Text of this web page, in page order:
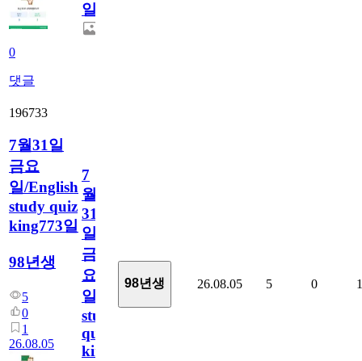
0
댓글
일
196733
7월31일
금요
일/English
study quiz
king773일
98년생
5
0
1
26.08.05
7
월
31
일
금
요
일/English
study
quiz
king773
98년생 26.08.05 5 0 1